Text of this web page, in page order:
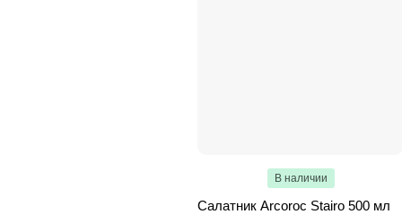
В наличии
Салатник Arcoroc Stairo 500 мл